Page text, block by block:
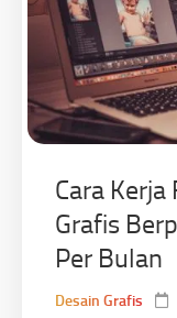
Cara Kerja
Grafis
Per Bulan
Desain Grafis